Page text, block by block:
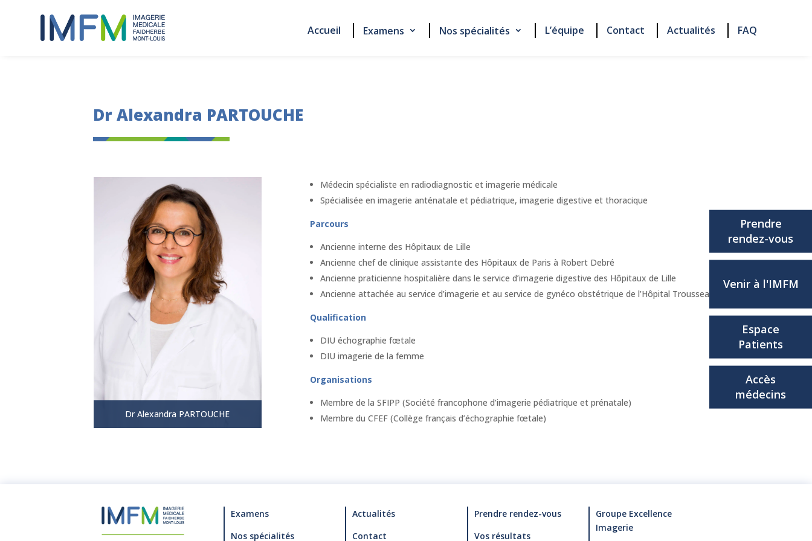
Accueil Examens Nos spécialités L’équipe Contact Actualités FAQ
Prendre
rendez-vous
Venir à l'IMFM
Espace
Patients
Accès
médecins
Dr Alexandra PARTOUCHE
Médecin spécialiste en radiodiagnostic et imagerie médicale
Spécialisée en imagerie anténatale et pédiatrique, imagerie digestive et thoracique
Parcours
Ancienne interne des Hôpitaux de Lille
Ancienne chef de clinique assistante des Hôpitaux de Paris à Robert Debré
Ancienne praticienne hospitalière dans le service d’imagerie digestive des Hôpitaux de Lille
Ancienne attachée au service d’imagerie et au service de gynéco obstétrique de l’Hôpital Trousseau
Qualification
DIU échographie fœtale
DIU imagerie de la femme
Organisations
Membre de la SFIPP (Société francophone d’imagerie pédiatrique et prénatale)
Membre du CFEF (Collège français d’échographie fœtale)
Examens
Nos spécialités
Actualités
Contact
Prendre rendez-vous
Vos résultats
Groupe Excellence
Imagerie